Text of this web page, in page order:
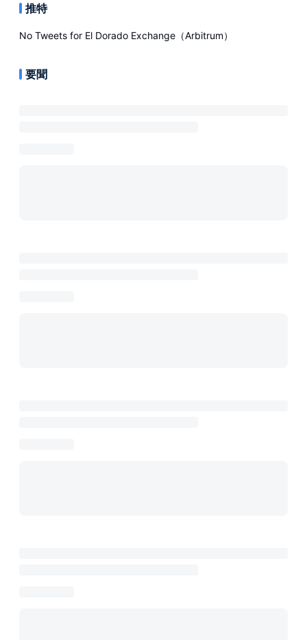
推特
No Tweets for El Dorado Exchange（Arbitrum）
要聞